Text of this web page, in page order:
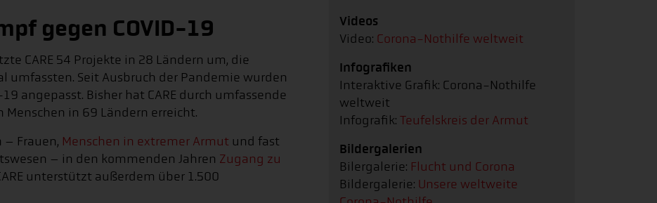
gegen COVID-19
CARE 54 Projekte in 28 Ländern um, die
umfassten. Seit Ausbruch der Pandemie wurden
angepasst. Bisher hat CARE durch umfassende
Menschen in 69 Ländern erreicht.
– Frauen, Menschen in extremer Armut und fast
– in den kommenden Jahren Zugang zu
unterstützt außerdem über 1.500
Videos
Video: Corona-Nothilfe weltweit
Infografiken
Interaktive Grafik: Corona-Nothilfe
weltweit
Infografik: Teufelskreis der Armut
Bildergalerien
Bilergalerie: Flucht und Corona
Bildergalerie: Unsere weltweite